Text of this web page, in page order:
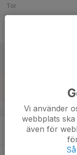
Tor
19:00
F12-13
Olympia
Vi använder
webbplats
även för